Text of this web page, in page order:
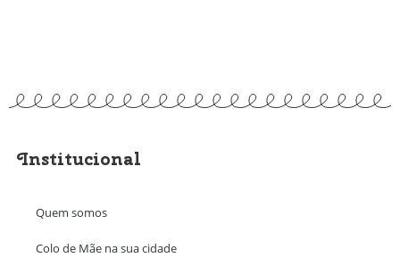
Institucional
Quem somos
Colo de Mãe na sua cidade